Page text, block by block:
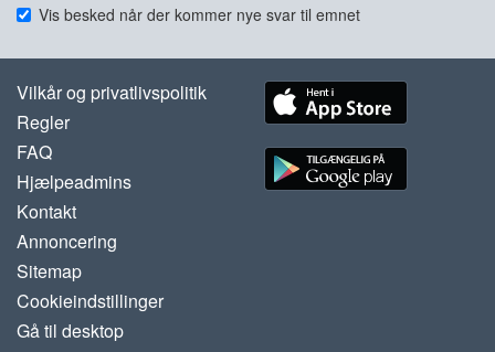
Vis besked når der kommer nye svar til emnet
Vilkår og privatlivspolitik
Regler
FAQ
Hjælpeadmins
Kontakt
Annoncering
Sitemap
Cookieindstillinger
Gå til desktop